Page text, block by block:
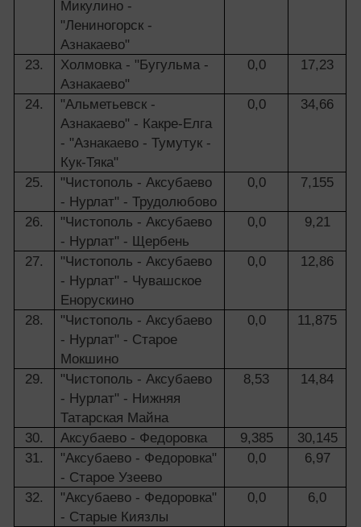
Микулино -
"Лениногорск -
Азнакаево"
23.
Холмовка - "Бугульма -
Азнакаево"
0,0 17,23
24.
"Альметьевск -
Азнакаево" - Какре-Елга
- "Азнакаево - Тумутук -
Кук-Тяка"
0,0 34,66
25.
"Чистополь - Аксубаево
- Нурлат" - Трудолюбово
0,0 7,155
26.
"Чистополь - Аксубаево
- Нурлат" - Щербень
0,0 9,21
27.
"Чистополь - Аксубаево
- Нурлат" - Чувашское
Енорускино
0,0 12,86
28.
"Чистополь - Аксубаево
- Нурлат" - Старое
Мокшино
0,0 11,875
29.
"Чистополь - Аксубаево
- Нурлат" - Нижняя
Татарская Майна
8,53 14,84
30. Аксубаево - Федоровка 9,385
30,145
31.
"Аксубаево - Федоровка"
- Старое Узеево
0,0 6,97
32.
"Аксубаево - Федоровка"
- Старые Киязлы
0,0 6,0